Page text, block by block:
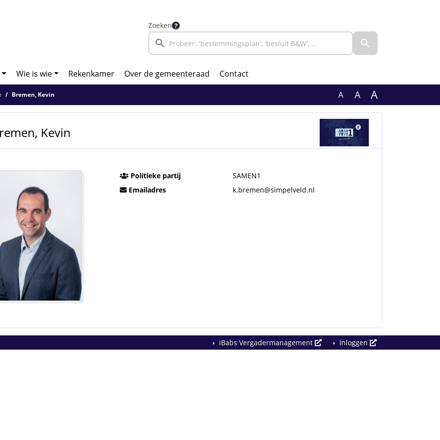
Zoeken
Wie is wie Rekenkamer Over de gemeenteraad Contact
Bremen, Kevin A A A
Kevin
Politieke partij
SAMEN1
Emailadres
k.bremen@simpelveld.nl
iBabs Vergadermanagement Inloggen